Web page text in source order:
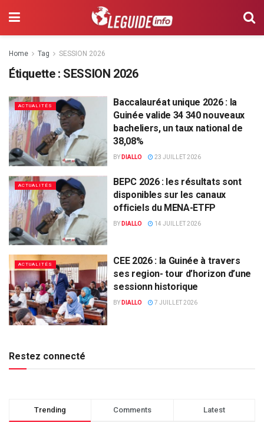
Home Tag SESSION 2026
Étiquette : SESSION 2026
ACTUALITÉS
Baccalauréat unique 2026 : la
Guinée valide 34 340 nouveaux
bacheliers, un taux national de
38,08%
BY DIALLO 23 JUILLET 2026
ACTUALITÉS
BEPC 2026 : les résultats sont
disponibles sur les canaux
officiels du MENA-ETFP
BY DIALLO 14 JUILLET 2026
ACTUALITÉS
CEE 2026 : la Guinée à travers
ses region- tour d’horizon d’une
sessionn historique
BY DIALLO 7 JUILLET 2026
Restez connecté
Trending Comments Latest